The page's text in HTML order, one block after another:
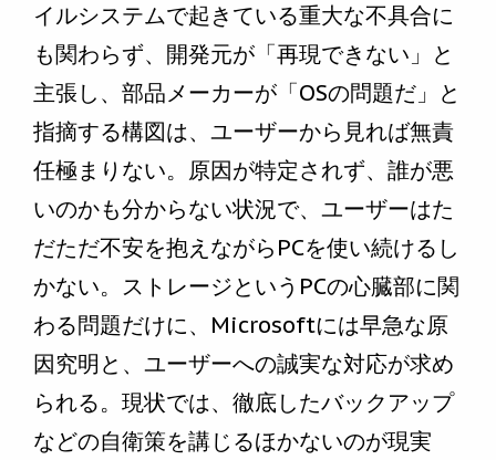
イルシステムで起きている重大な不具合に
も関わらず、開発元が「再現できない」と
主張し、部品メーカーが「OSの問題だ」と
指摘する構図は、ユーザーから見れば無責
任極まりない。原因が特定されず、誰が悪
いのかも分からない状況で、ユーザーはた
だただ不安を抱えながらPCを使い続けるし
かない。ストレージというPCの心臓部に関
わる問題だけに、Microsoftには早急な原
因究明と、ユーザーへの誠実な対応が求め
られる。現状では、徹底したバックアップ
などの自衛策を講じるほかないのが現実